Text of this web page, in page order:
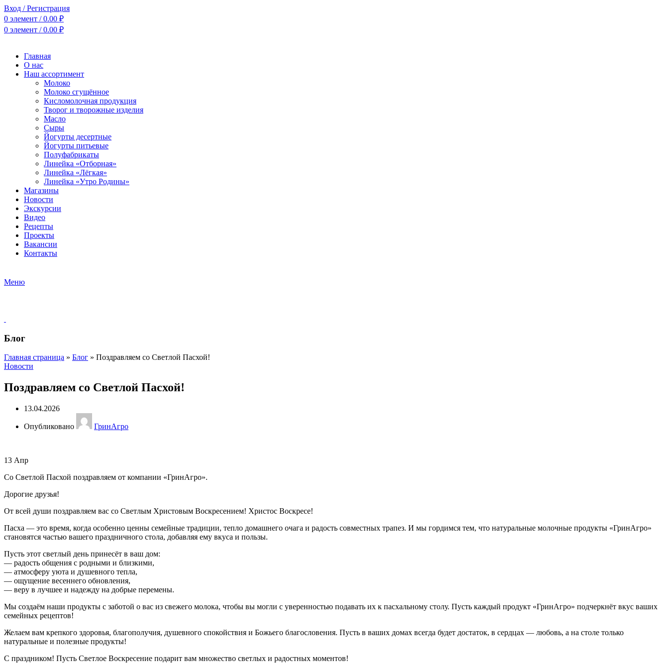
Вход / Регистрация
0 элемент / 0.00 ₽
0 элемент / 0.00 ₽
Главная
О нас
Наш ассортимент
Молоко
Молоко сгущённое
Кисломолочная продукция
Творог и творожные изделия
Масло
Сыры
Йогурты десертные
Йогурты питьевые
Полуфабрикаты
Линейка «Отборная»
Линейка «Лёгкая»
Линейка «Утро Родины»
Магазины
Новости
Экскурсии
Видео
Рецепты
Проекты
Вакансии
Контакты
Меню
Блог
Главная страница » Блог » Поздравляем со Светлой Пасхой!
Новости
Поздравляем со Светлой Пасхой!
13.04.2026
Опубликовано ГринАгро
13 Апр
Со Светлой Пасхой поздравляем от компании «ГринАгро».
Дорогие друзья!
От всей души поздравляем вас со Светлым Христовым Воскресением! Христос Воскресе!
Пасха — это время, когда особенно ценны семейные традиции, тепло домашнего очага и радость совместных трапез. И мы гордимся тем, что натуральные молочные продукты «ГринАгро»
становятся частью вашего праздничного стола, добавляя ему вкуса и пользы.
Пусть этот светлый день принесёт в ваш дом:
— радость общения с родными и близкими,
— атмосферу уюта и душевного тепла,
— ощущение весеннего обновления,
— веру в лучшее и надежду на добрые перемены.
Мы создаём наши продукты с заботой о вас из свежего молока, чтобы вы могли с уверенностью подавать их к пасхальному столу. Пусть каждый продукт «ГринАгро» подчеркнёт вкус ваших
семейных рецептов!
Желаем вам крепкого здоровья, благополучия, душевного спокойствия и Божьего благословения. Пусть в ваших домах всегда будет достаток, в сердцах — любовь, а на столе только
натуральные и полезные продукты!
С праздником! Пусть Светлое Воскресение подарит вам множество светлых и радостных моментов!